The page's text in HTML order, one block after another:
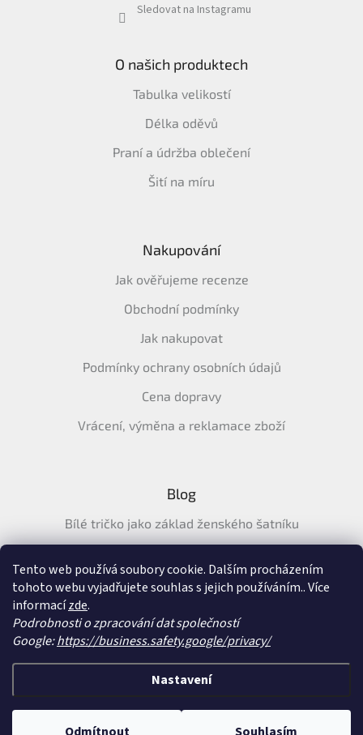
Tento web používá soubory cookie. Dalším procházením
tohoto webu vyjadřujete souhlas s jejich používáním.. Více
informacízde.
Podrobnosti o zpracování dat společností
Google:https://business.safety.google/privacy/
Nastavení
Sledovat na Instagramu
O našich produktech
Tabulka velikostí
Délka oděvů
Praní a údržba oblečení
Šití na míru
Nakupování
Jak ověřujeme recenze
Obchodní podmínky
Jak nakupovat
Podmínky ochrany osobních údajů
Cena dopravy
Vrácení, výměna a reklamace zboží
Blog
Bílé tričko jako základ ženského šatníku
tričko na léto
Průvodce letními šaty: pohodlné, vzdušné a ženské šaty na
Vytvořil Shoptet &